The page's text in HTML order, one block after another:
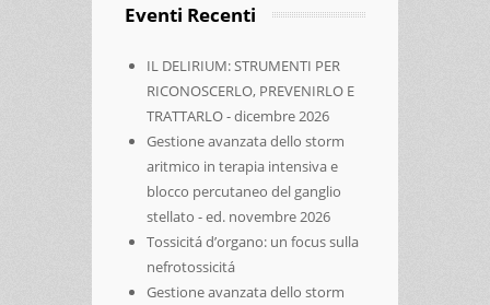
Eventi Recenti
IL DELIRIUM: STRUMENTI PER
RICONOSCERLO, PREVENIRLO E
TRATTARLO - dicembre 2026
Gestione avanzata dello storm
aritmico in terapia intensiva e
blocco percutaneo del ganglio
stellato - ed. novembre 2026
Tossicitá d’organo: un focus sulla
nefrotossicitá
Gestione avanzata dello storm